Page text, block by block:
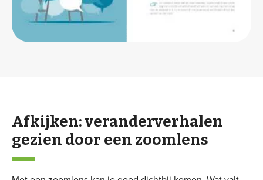
Afkijken: veranderverhalen
gezien door een zoomlens